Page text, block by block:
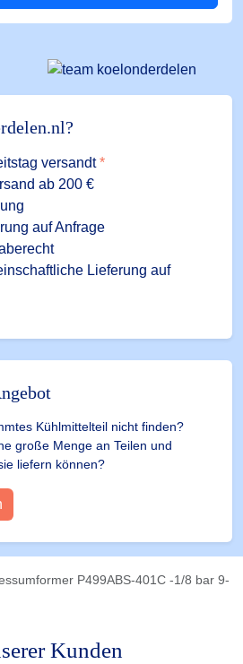
versandt*
ab 200 €
auf Anfrage
Lieferung auf
Kühlmittelteil nicht finden?
große Menge an Teilen und
liefern können?
P499ABS-401C -1/8 bar 9-
Kunden